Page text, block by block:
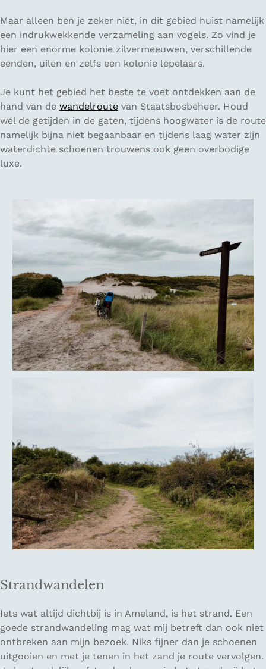
Maar alleen ben je zeker niet, in dit gebied huist namelijk
een indrukwekkende verzameling aan vogels. Zo vind je
hier een enorme kolonie zilvermeeuwen, verschillende
eenden, uilen en zelfs een kolonie lepelaars.
Je kunt het gebied het beste te voet ontdekken aan de
hand van de wandelroute van Staatsbosbeheer. Houd
wel de getijden in de gaten, tijdens hoogwater is de route
namelijk bijna niet begaanbaar en tijdens laag water zijn
waterdichte schoenen trouwens ook geen overbodige
luxe.
Strandwandelen
Iets wat altijd dichtbij is in Ameland, is het strand. Een
goede strandwandeling mag wat mij betreft dan ook niet
ontbreken aan mijn bezoek. Niks fijner dan je schoenen
uitgooien en met je tenen in het zand je route vervolgen.